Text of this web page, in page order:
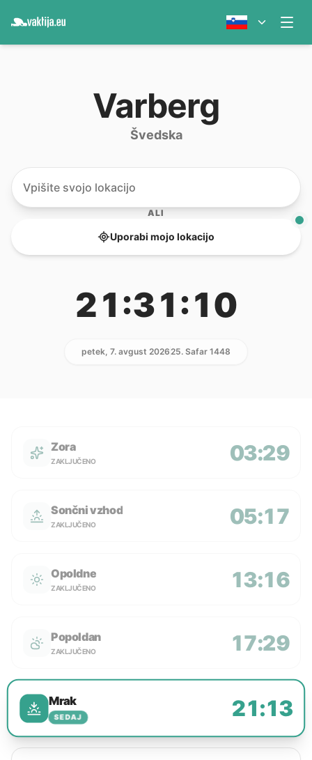
Varberg
Švedska
ALI
Uporabi mojo lokacijo
21:31:10
petek, 7. avgust 202625. Safar 1448
Zora
ZAKLJUČENO 03:29
Sončni vzhod
ZAKLJUČENO 05:17
Opoldne
ZAKLJUČENO 13:16
Popoldan
ZAKLJUČENO 17:29
Mrak
SEDAJ 21:13